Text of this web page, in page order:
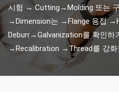
시험 → Cutting→Molding 또는
→Dimension는 →Flange 용접
Deburr→Galvanization를 확인하
→Recalibration →Thread를 강화